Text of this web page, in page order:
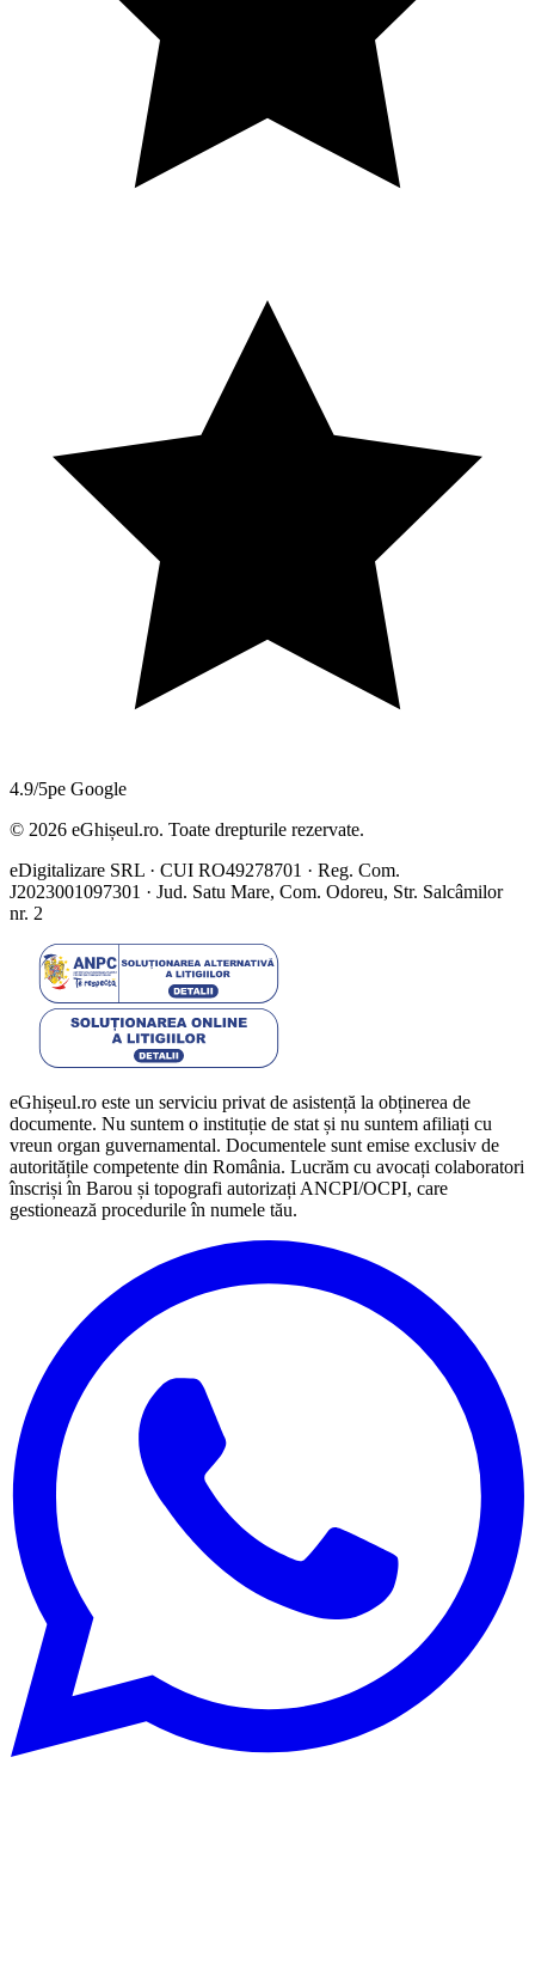
4.9/5pe Google
© 2026 eGhișeul.ro. Toate drepturile rezervate.
eDigitalizare SRL · CUI RO49278701 · Reg. Com.
J2023001097301 · Jud. Satu Mare, Com. Odoreu, Str. Salcâmilor
nr. 2
eGhișeul.ro este un serviciu privat de asistență la obținerea de
documente. Nu suntem o instituție de stat și nu suntem afiliați cu
vreun organ guvernamental. Documentele sunt emise exclusiv de
autoritățile competente din România. Lucrăm cu avocați colaboratori
înscriși în Barou și topografi autorizați ANCPI/OCPI, care
gestionează procedurile în numele tău.